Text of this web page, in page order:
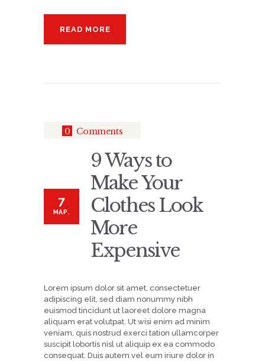
READ MORE
0 Comments
7
МАР.
9 Ways to
Make Your
Clothes Look
More
Expensive
Lorem ipsum dolor sit amet, consectetuer
adipiscing elit, sed diam nonummy nibh
euismod tincidunt ut laoreet dolore magna
aliquam erat volutpat. Ut wisi enim ad minim
veniam, quis nostrud exerci tation ullamcorper
suscipit lobortis nisl ut aliquip ex ea commodo
consequat. Duis autem vel eum iriure dolor in